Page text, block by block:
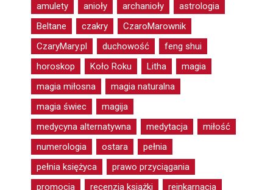
amulety anioły archanioły
astrologia
Beltane
czakry
CzaroMarownik
CzaryMary.pl
duchowość
feng shui
horoskop
Koło Roku Litha
magia
magia miłosna
magia naturalna
magia świec
magija
medycyna alternatywna
medytacja
miłość
numerologia
ostara
pełnia
pełnia księżyca
prawo przyciągania
promocja
recenzja książki
reinkarnacja